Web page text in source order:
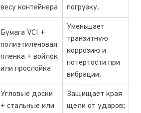
весу контейнера
погрузку.
Бумага VCI +
полиэтиленовая
пленка + войлок
или прослойка
Уменьшает
транзитную
коррозию и
потертости при
вибрации.
Угловые доски
+ стальные или
Защищает края
щели от ударов;